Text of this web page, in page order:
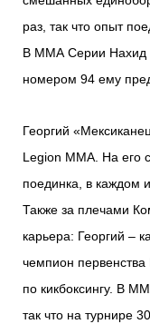
раз, так что опыт
В ММА Серии Нахид
номером 94 ему
Георгий
Legion MMA. На его
поединка, в каждом
Также за плечами
карьера: Георгий –
чемпион
по кикбоксингу. В
так что на турнире